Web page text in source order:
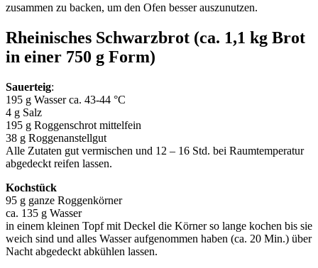
zusammen zu backen, um den Ofen besser auszunutzen.
Rheinisches Schwarzbrot (ca. 1,1 kg Brot
in einer 750 g Form)
Sauerteig:
195 g Wasser ca. 43-44 °C
4 g Salz
195 g Roggenschrot mittelfein
38 g Roggenanstellgut
Alle Zutaten gut vermischen und 12 – 16 Std. bei Raumtemperatur
abgedeckt reifen lassen.
Kochstück
95 g ganze Roggenkörner
ca. 135 g Wasser
in einem kleinen Topf mit Deckel die Körner so lange kochen bis sie
weich sind und alles Wasser aufgenommen haben (ca. 20 Min.) über
Nacht abgedeckt abkühlen lassen.